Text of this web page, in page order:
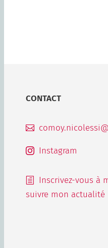
CONTACT

 Instagram
h
Inscrivez-vous à
suivre mon actualité